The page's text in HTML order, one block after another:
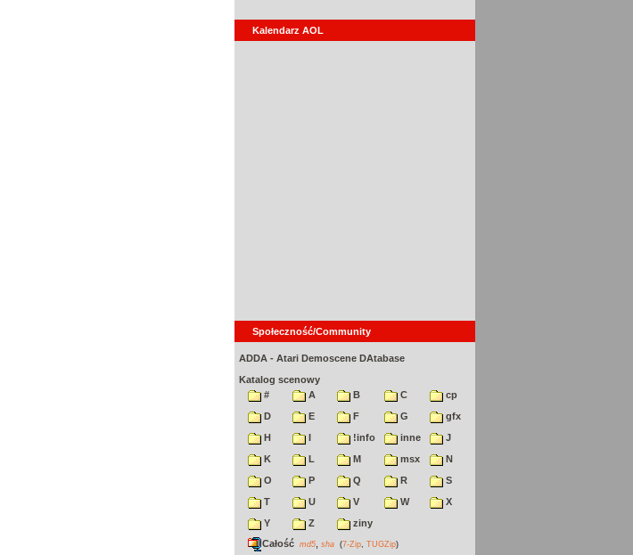
Kalendarz AOL
Społeczność/Community
ADDA - Atari Demoscene DAtabase
Katalog scenowy
#
A B C
cp
D
E F G
gfx
H
I !info inne
J
K
L M msx
N
O
P Q R
S
T
U V W
X
Y
Z
ziny
Całość md5 sha (7-Zip TUGZip)